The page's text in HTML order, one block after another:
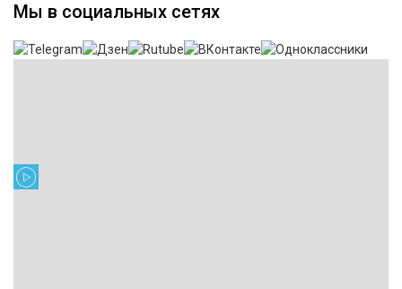
Мы в социальных сетях